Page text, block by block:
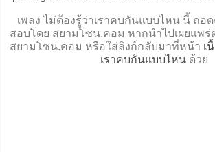
เพลง ไม่ต้องรู้ว่าเราคบกันแบบไหน นี้ ถอ
สอบโดย สยามโซน.คอม หากนำไปเผยแพ
สยามโซน.คอม หรือใส่ลิงก์กลับมาที่หน้า เ
เราคบกันแบบไหนด้วย